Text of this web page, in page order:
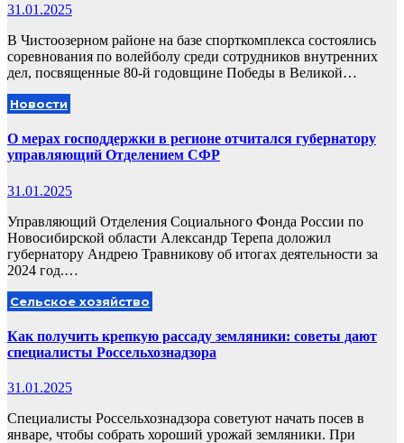
31.01.2025
В Чистоозерном районе на базе спорткомплекса состоялись
соревнования по волейболу среди сотрудников внутренних
дел, посвященные 80-й годовщине Победы в Великой…
Новости
О мерах господдержки в регионе отчитался губернатору
управляющий Отделением СФР
31.01.2025
Управляющий Отделения Социального Фонда России по
Новосибирской области Александр Терепа доложил
губернатору Андрею Травникову об итогах деятельности за
2024 год.…
Сельское хозяйство
Как получить крепкую рассаду земляники: советы дают
специалисты Россельхознадзора
31.01.2025
Специалисты Россельхознадзора советуют начать посев в
январе, чтобы собрать хороший урожай земляники. При